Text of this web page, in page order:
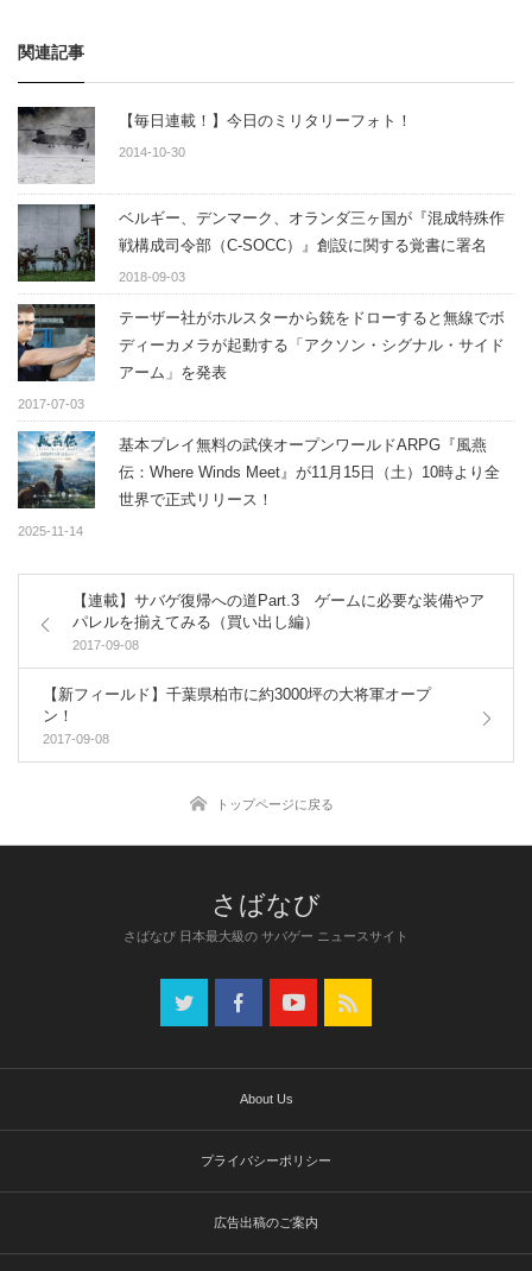
関連記事
【毎日連載！】今日のミリタリーフォト！
2014-10-30
ベルギー、デンマーク、オランダ三ヶ国が『混成特殊作
戦構成司令部（C-SOCC）』創設に関する覚書に署名
2018-09-03
テーザー社がホルスターから銃をドローすると無線でボ
ディーカメラが起動する「アクソン・シグナル・サイド
アーム」を発表
2017-07-03
基本プレイ無料の武侠オープンワールドARPG『風燕
伝：Where Winds Meet』が11月15日（土）10時より全
世界で正式リリース！
2025-11-14
【連載】サバゲ復帰への道Part.3 ゲームに必要な装備やア
パレルを揃えてみる（買い出し編）
2017-09-08
【新フィールド】千葉県柏市に約3000坪の大将軍オープ
ン！
2017-09-08
トップページに戻る
さばなび 日本最大級の サバゲー ニュースサイト
About Us
プライバシーポリシー
広告出稿のご案内